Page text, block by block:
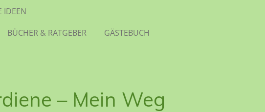
IDEEN
BÜCHER & RATGEBER
GÄSTEBUCH
– Mein Weg